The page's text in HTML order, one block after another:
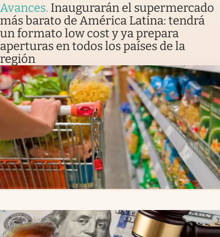
Avances. Inaugurarán el supermercado
más barato de América Latina: tendrá
un formato low cost y ya prepara
aperturas en todos los países de la
región